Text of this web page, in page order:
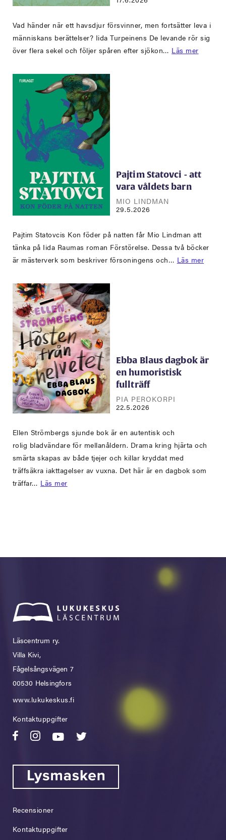
Vad händer när ett havsdjur försvinner, men fortsätter leva i
människans berättelser? Iida Turpeinens De levande rör sig
över flera sekel och följer spåren efter sjökon… Läs mer
Pajtim Statovci - att
vara våldets barn
MIO LINDMAN
29.5.2026
Pajtim Statovcis Kon föder på natten får Mio Lindman att
tänka på Iida Raumas roman Förstörelse. Dessa två böcker
är mästerverk som beskriver försoningens och… Läs mer
Ebba Blaus dagbok är
en humoristisk
fullträff
PIA PEROKORPI
22.5.2026
Ellen Strömbergs sjunde bok är en autentisk och
rolig bladvändare för mellanåldern. Drama kring hjärta och
smärta skapas av både tjejer och killar kryddat med
träffsäkra iakttagelser av vuxna. Det här är en dagbok som
träffar… Läs mer
Läscentrum ry.
Villa Kivi,
Fågelsångsvägen 7
00530 Helsingfors
www.lukukeskus.fi
Kontaktuppgifter
Recensioner
Kontaktuppgifter